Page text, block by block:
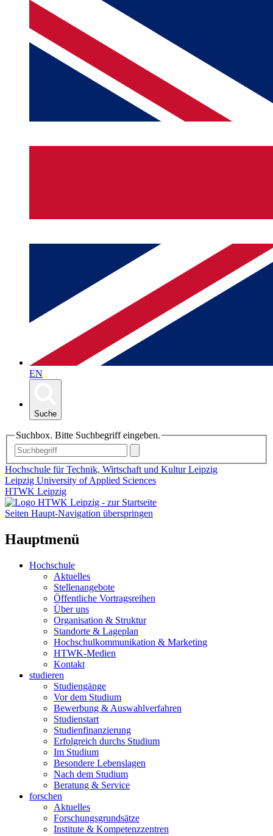
EN
Suche
Suchbox. Bitte Suchbegriff eingeben.
Hochschule für Technik, Wirtschaft und Kultur Leipzig
Leipzig University of Applied Sciences
HTWK Leipzig
Seiten Haupt-Navigation überspringen
Hauptmenü
Hochschule
Aktuelles
Stellenangebote
Öffentliche Vortragsreihen
Über uns
Organisation & Struktur
Standorte & Lageplan
Hochschulkommunikation & Marketing
HTWK-Medien
Kontakt
studieren
Studiengänge
Vor dem Studium
Bewerbung & Auswahlverfahren
Studienstart
Studienfinanzierung
Erfolgreich durchs Studium
Im Studium
Besondere Lebenslagen
Nach dem Studium
Beratung & Service
forschen
Aktuelles
Forschungsgrundsätze
Institute & Kompetenzzentren